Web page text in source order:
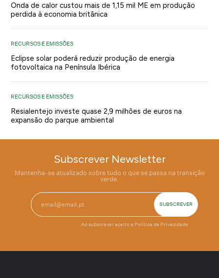
Onda de calor custou mais de 1,15 mil ME em produção
perdida à economia britânica
RECURSOS E EMISSÕES
Eclipse solar poderá reduzir produção de energia
fotovoltaica na Península Ibérica
RECURSOS E EMISSÕES
Resialentejo investe quase 2,9 milhões de euros na
expansão do parque ambiental
Subscrever Newsletter
Mantenha-se atualizado sobre tudo o que se passa na transição
verde.
Ao subscrever aceito a Política de Privacidade